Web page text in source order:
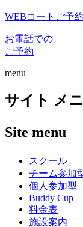
WEBコートご予約
お電話での
ご予約
menu
サイト メ
Site menu
スクール
チーム参加
個人参加型
Buddy Cup
料金表
施設案内